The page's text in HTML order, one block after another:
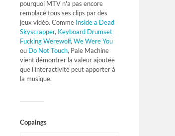
pourquoi MTV n'a pas encore
remplacé tous ses clips par des
jeux vidéo. Comme Inside a Dead
Skyscrapper, Keyboard Drumset
Fucking Werewolf,We Were You
ou Do Not Touch, Pale Machine
vient démontrer la valeur ajoutée
que l'interactivité peut apporter à
la musique.
Copaings